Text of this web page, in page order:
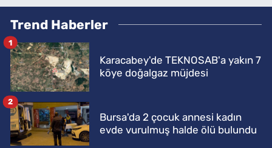
Trend Haberler
Karacabey'de TEKNOSAB'a yakın 7
köye doğalgaz müjdesi
1
Bursa'da 2 çocuk annesi kadın
evde vurulmuş halde ölü bulundu
2